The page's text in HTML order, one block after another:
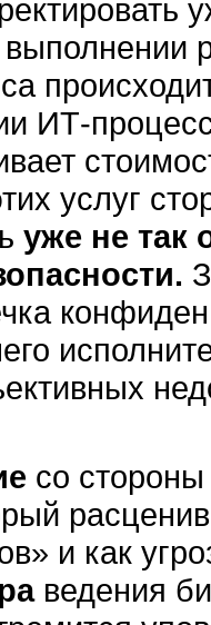
ИТ-
услуг
уже не так
со
и как
ведения